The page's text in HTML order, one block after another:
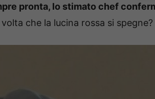
pronta, lo stimato chef
volta che la lucina rossa si spegne?